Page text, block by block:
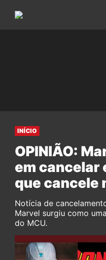
INÍCIO
OPINIÃO:
em cancelar
que cancele
Notícia de
Marvel surgiu como
do MCU.